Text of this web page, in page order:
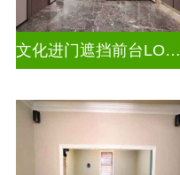
文化进门遮挡前台LOGO山水画背景墙玻璃